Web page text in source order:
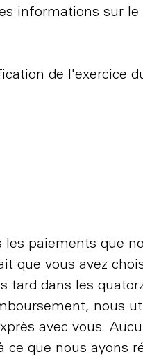
informations sur
de l'exercice
paiements que
vous avez
dans les
nous
avec vous.
que nous ayons